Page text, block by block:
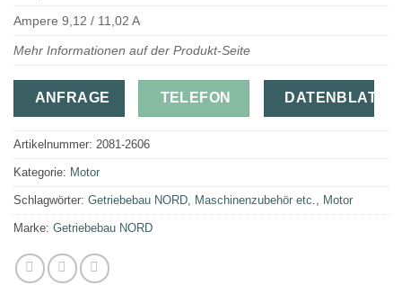
Ampere 9,12 / 11,02 A
Mehr Informationen auf der Produkt-Seite
ANFRAGE TELEFON DATENBLATT
Artikelnummer: 2081-2606
Kategorie: Motor
Schlagwörter: Getriebebau NORD, Maschinenzubehör etc., Motor
Marke: Getriebebau NORD